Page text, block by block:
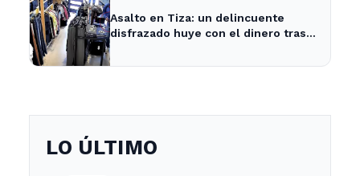
Asalto en Tiza: un delincuente
disfrazado huye con el dinero tras
LO ÚLTIMO